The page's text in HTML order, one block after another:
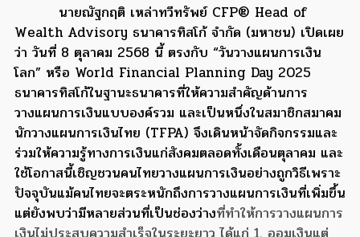
นายณัฐกฤติ เหล่าทวีทรัพย์ CFP® Head of
Wealth Advisory ธนาคารทิสโก้ จำกัด (มหาชน) เปิดเผย
ว่า วันที่ 8 ตุลาคม 2568 นี้ ตรงกับ “วันวางแผนการเงิน
โลก” หรือ World Financial Planning Day 2025
ธนาคารทิสโก้ในฐานะธนาคารที่ให้ความสำคัญด้านการ
วางแผนการเงินแบบองค์รวม และเป็นหนึ่งในสมาชิกสมาคม
นักวางแผนการเงินไทย (TFPA) จึงเดินหน้าจัดกิจกรรมและ
ร่วมให้ความรู้ทางการเงินแก่สังคมตลอดทั้งเดือนตุลาคม และ
ใช้โอกาสนี้เชิญชวนคนไทยวางแผนการเงินอย่างถูกวิธีเพราะ
ปัจจุบันแม้คนไทยจะตระหนักถึงการวางแผนการเงินที่เพิ่มขึ้น
แต่ยังพบว่ามีหลายส่วนที่เป็นช่องว่างที่ทำให้การวางแผนการ